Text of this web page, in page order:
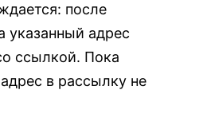
после
указанный адрес
ссылкой. Пока
в рассылку не